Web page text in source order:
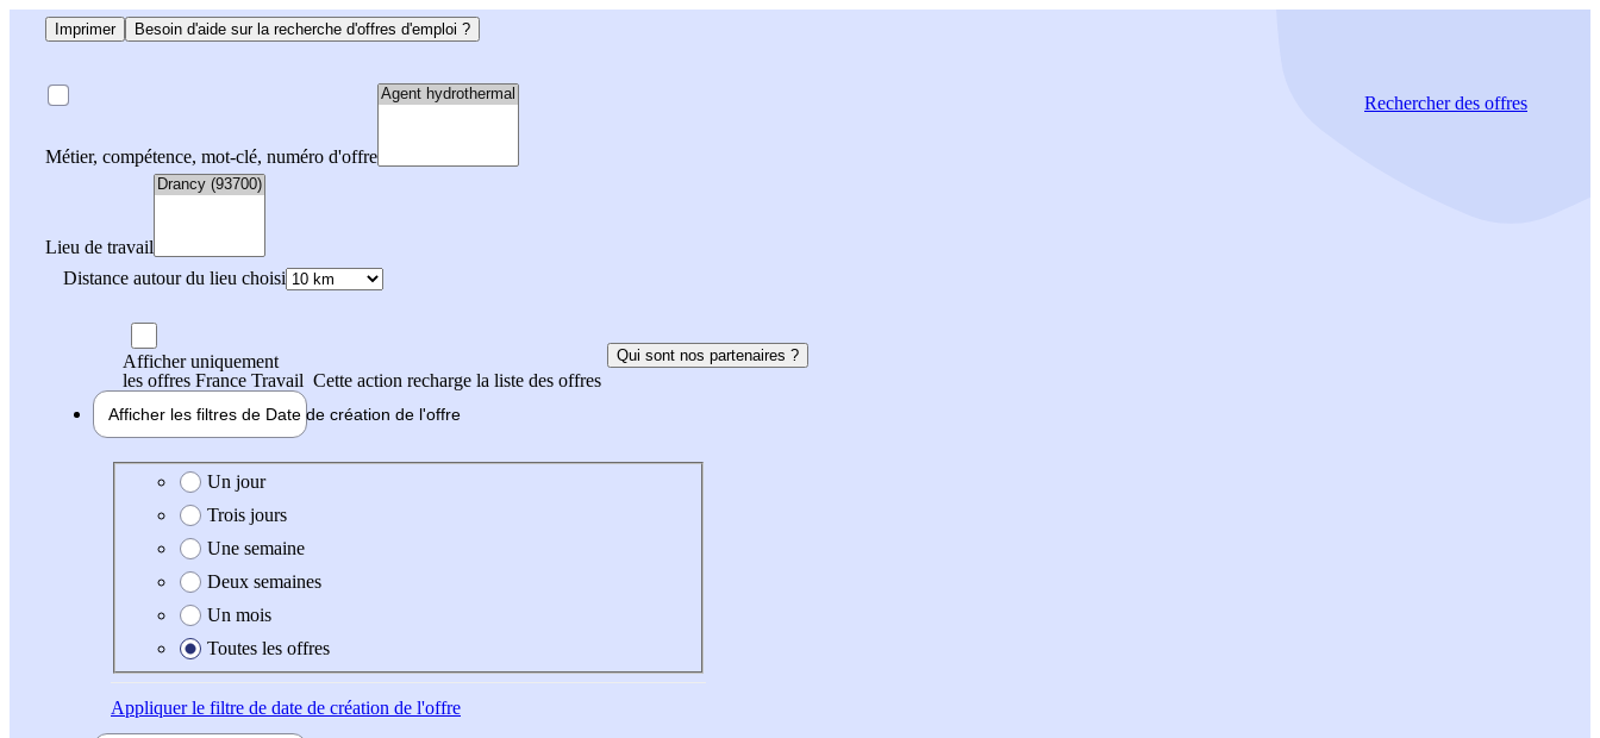
Imprimer Besoin d'aide sur la recherche d'offres d'emploi ?
Métier, compétence, mot-clé, numéro d'offre
Lieu de travail
Distance autour du lieu choisi
Rechercherdes offres
Afficher uniquement
les offres France Travail Cette action recharge la liste des offres
Qui sont nos partenaires ?
Afficher les filtres de Date de création de l'offre
Date de création de l'offre
Un jour
Trois jours
Une semaine
Deux semaines
Un mois
Toutes les offres
Appliquerle filtre de date de création de l'offre